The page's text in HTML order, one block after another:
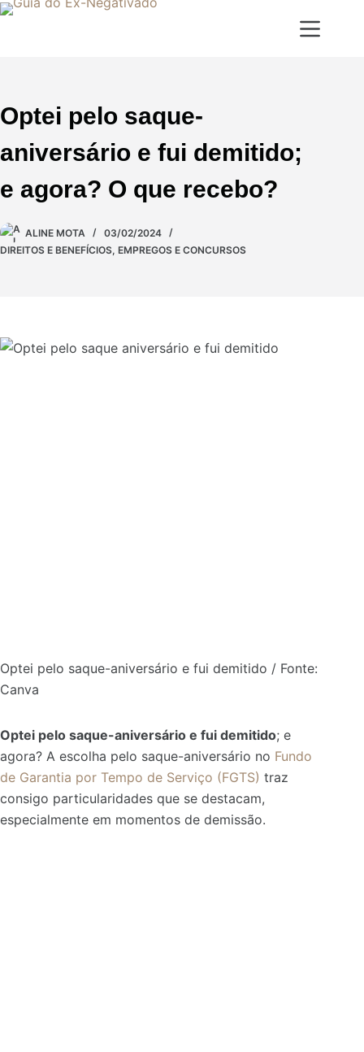
Optei pelo saque-
aniversário e fui demitido;
e agora? O que recebo?
ALINE MOTA
03/02/2024
DIREITOS E BENEFÍCIOS, EMPREGOS E CONCURSOS
Optei pelo saque-aniversário e fui demitido / Fonte:
Canva
Optei pelo saque-aniversário e fui demitido; e
agora? A escolha pelo saque-aniversário no Fundo
de Garantia por Tempo de Serviço (FGTS) traz
consigo particularidades que se destacam,
especialmente em momentos de demissão.